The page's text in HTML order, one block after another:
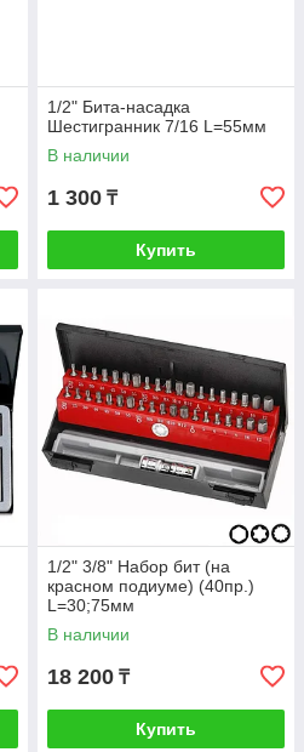
1/2" Бита-насадка
Шестигранник 7/16 L=55мм
В наличии
1 300 ₸
Купить
1/2" 3/8" Набор бит (на
красном подиуме) (40пр.)
L=30;75мм
В наличии
18 200 ₸
Купить